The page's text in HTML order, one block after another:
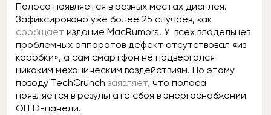
Полоса появляется в разных местах дисплея.
Зафиксировано уже более 25 случаев, как
сообщает издание MacRumors. У всех владельцев
проблемных аппаратов дефект отсутствовал «из
коробки», а сам смартфон не подвергался
никаким механическим воздействиям. По этому
поводу TechCrunch заявляет, что полоса
появляется в результате сбоя в энергоснабжении
OLED-панели.